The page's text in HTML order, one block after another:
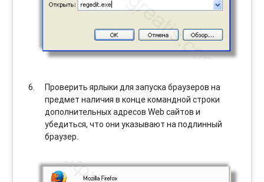
Проверить ярлыки для запуска браузеров на
предмет наличия в конце командной строки
дополнительных адресов Web сайтов и
убедиться, что они указывают на подлинный
браузер.